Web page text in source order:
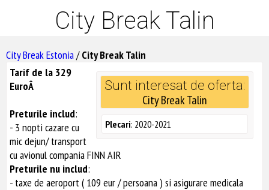
City Break Talin
City Break Estonia/City Break Talin
Sunt interesat de oferta:
City Break Talin
Plecari: 2020-2021
Tarif de la 329
EuroÂ
Preturile includ:
- 3 nopti cazare cu
mic dejun/ transport
cu avionul compania FINN AIR
Preturile nu includ:
- taxe de aeroport ( 109 eur / persoana ) si asigurare medicala